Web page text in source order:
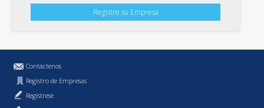
Registre su Empresa
Contáctenos
Registro de Empresas
Regístrese